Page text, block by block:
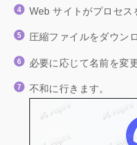
Web サイトがプロセス
圧縮ファイルをダウン
必要に応じて名前を変
不和に行きます。